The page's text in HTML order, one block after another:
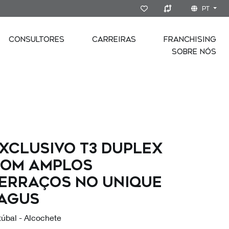
PT
CONSULTORES CARREIRAS
FRANCHISING
SOBRE NÓS
T3 Duplex
amplos
no Unique
- Alcochete